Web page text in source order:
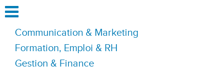
Communication & Marketing
Formation, Emploi & RH
Gestion & Finance